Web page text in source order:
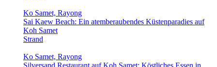
Ko Samet, Rayong
Sai Kaew Beach: Ein atemberaubendes Küstenparadies auf
Koh Samet
Strand
Ko Samet, Rayong
Silversand Restaurant auf Koh Samet: Köstliches Essen in